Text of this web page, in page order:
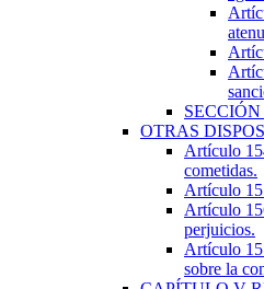
SECCIÓN
OTRAS
Artículo
cometidas.
Artículo
Artículo
perjuicios.
Artículo
sobre la